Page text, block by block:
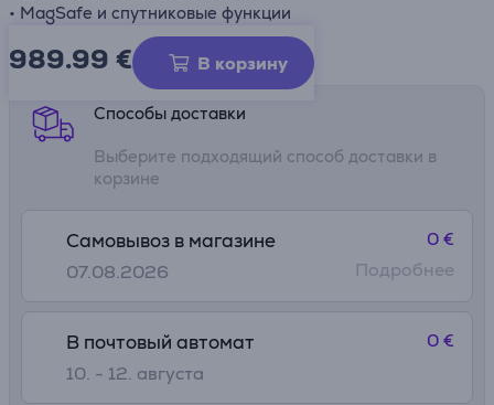
• MagSafe и спутниковые функции
989.99 € В корзину
Информационный лист
Способы доставки
Выберите подходящий способ доставки в
корзине
Самовывоз в магазине
07.08.2026
0 €
Подробнее
В почтовый автомат
10. - 12. августа
0 €